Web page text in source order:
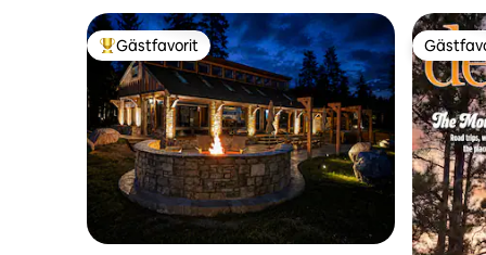
Populär gästfavorit
Gästfavorit